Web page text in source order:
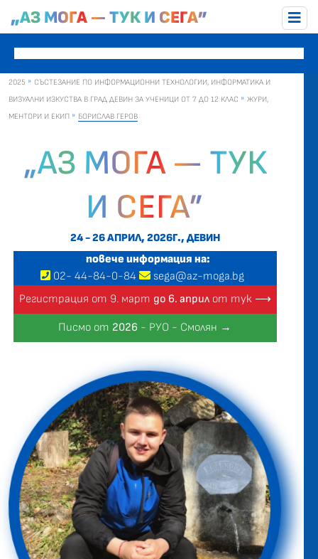
„АЗ МОГА — ТУК И СЕГА”
2025
СЪСТЕЗАНИЕ ПО ИНФОРМАЦИОННИ ТЕХНОЛОГИИ, ИНФОРМАТИКА И
ВИЗУАЛНИ ИЗКУСТВА В ГРАД ДЕВИН ЗА УЧЕНИЦИ ОТ 7 ДО 12 КЛАС
ЖУРИ,
МЕНТОРИ И ЕКИП
БОРИСЛАВ ГЕРОВ
„АЗ МОГА — ТУК
И СЕГА”
24 - 26 АПРИЛ, 2026Г., ДЕВИН
повече информация на:
02- 44-84-0-84
sega@az-moga.bg
Регистрация от 9. март до 6. априлот тук ⟶
Писмо от 2026 - РУО - Смолян →